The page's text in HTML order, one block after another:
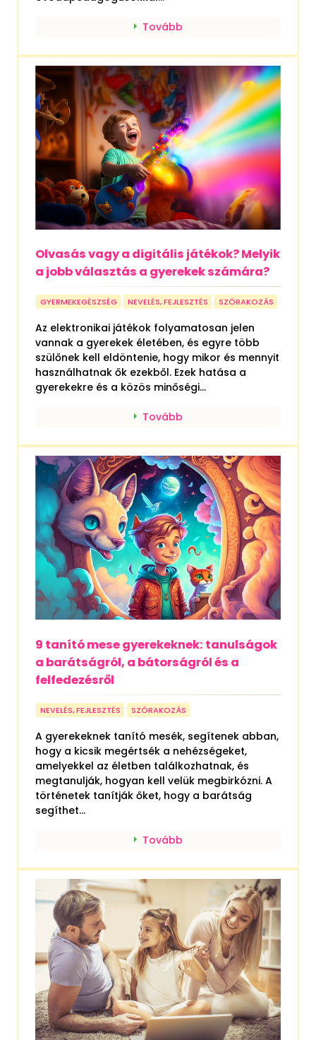
Tovább
Olvasás vagy a digitális játékok? Melyik
a jobb választás a gyerekek számára?
GYERMEKEGÉSZSÉG NEVELÉS, FEJLESZTÉS SZÓRAKOZÁS
Az elektronikai játékok folyamatosan jelen
vannak a gyerekek életében, és egyre több
szülőnek kell eldöntenie, hogy mikor és mennyit
használhatnak ők ezekből. Ezek hatása a
gyerekekre és a közös minőségi...
Tovább
9 tanító mese gyerekeknek: tanulságok
a barátságról, a bátorságról és a
felfedezésről
NEVELÉS, FEJLESZTÉS SZÓRAKOZÁS
A gyerekeknek tanító mesék, segítenek abban,
hogy a kicsik megértsék a nehézségeket,
amelyekkel az életben találkozhatnak, és
megtanulják, hogyan kell velük megbirkózni. A
történetek tanítják őket, hogy a barátság
segíthet...
Tovább